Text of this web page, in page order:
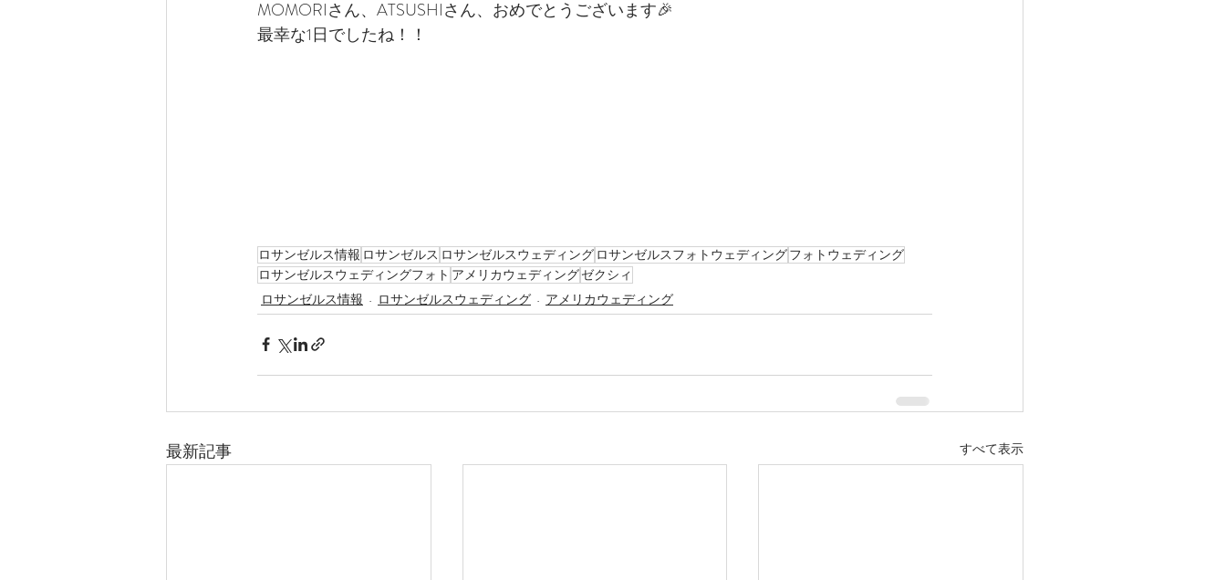
MOMORIさん、ATSUSHIさん、おめでとうございます🎉
最幸な1日でしたね！！
ロサンゼルス情報 ロサンゼルス ロサンゼルスウェディング ロサンゼルスフォトウェディングフォトウェディング
ロサンゼルスウェディングフォト アメリカウェディングゼクシィ
ロサンゼルス情報
ロサンゼルスウェディング アメリカウェディング
最新記事 すべて表示